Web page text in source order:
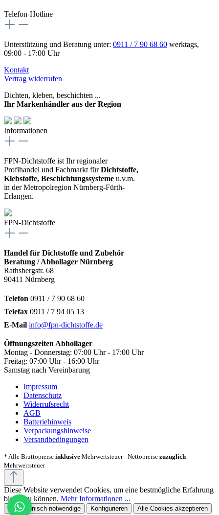
Telefon-Hotline
Unterstützung und Beratung unter: 0911 / 7 90 68 60 werktags,
09:00 - 17:00 Uhr
Kontakt
Vertrag widerrufen
Dichten, kleben, beschichten ...
Ihr Markenhändler aus der Region
Informationen
FPN-Dichtstoffe ist Ihr regionaler
Profihandel und Fachmarkt fürDichtstoffe,
Klebstoffe, Beschichtungssysteme u.v.m.
in der Metropolregion Nürnberg-Fürth-
Erlangen.
FPN-Dichtstoffe
Handel für Dichtstoffe und Zubehör
Beratung / Abhollager Nürnberg
Rathsbergstr. 68
90411 Nürnberg
Telefon 0911 / 7 90 68 60
Telefax 0911 / 7 94 05 13
E-Mail info@fpn-dichtstoffe.de
Öffnungszeiten Abhollager
Montag - Donnerstag: 07:00 Uhr - 17:00 Uhr
Freitag: 07:00 Uhr - 16:00 Uhr
Samstag nach Vereinbarung
Impressum
Datenschutz
Widerrufsrecht
AGB
Batteriehinweis
Verpackungshinweise
Versandbedingungen
* Alle Bruttopreise inklusive Mehrwertsteuer - Nettopreise zuzüglich
Mehrwertsteuer
Diese Website verwendet Cookies, um eine bestmögliche Erfahrung
bieten zu können. Mehr Informationen ...
Nur technisch notwendige Konfigurieren Alle Cookies akzeptieren